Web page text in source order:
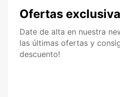
Ofertas
Date de alta en nuestra
las últimas ofertas y
descuento!